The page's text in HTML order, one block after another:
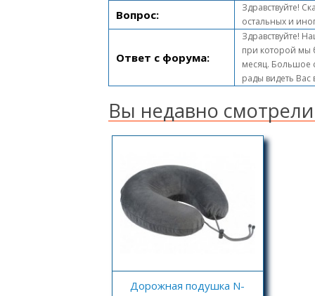
Вопрос:
Здравствуйте!
остальных и
Ответ с форума:
Здравствуйте!
при которой мы
месяц. Большое
рады видеть
Вы недавно смотрели
Дорожная подушка N-